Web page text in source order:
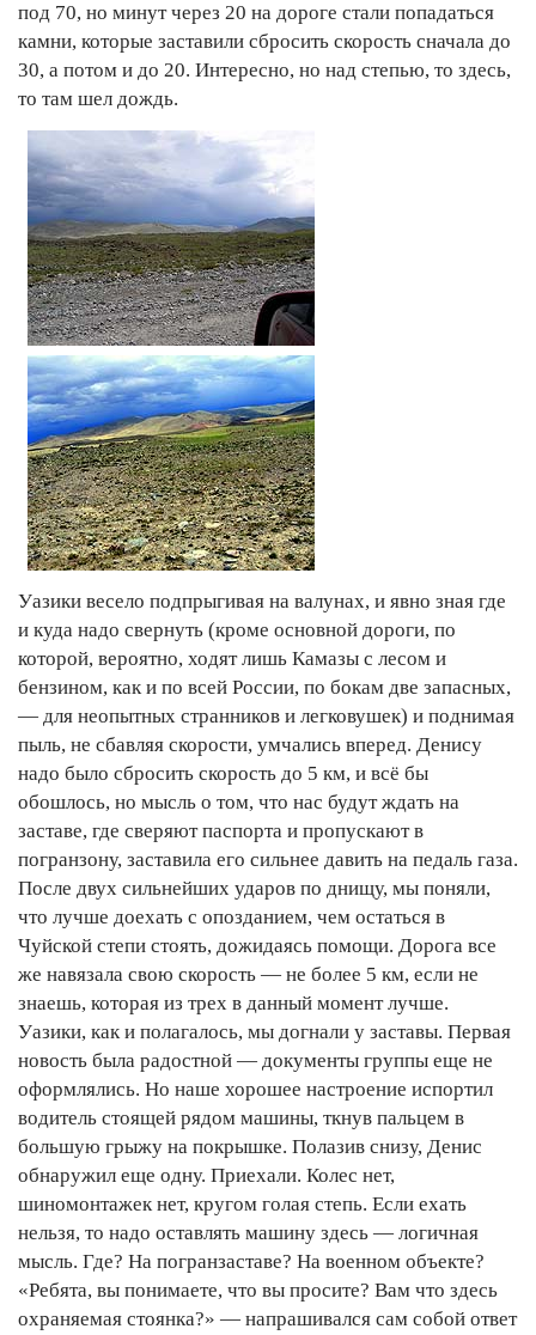
под 70, но минут через 20 на дороге стали попадаться
камни, которые заставили сбросить скорость сначала до
30, а потом и до 20. Интересно, но над степью, то здесь,
то там шел дождь.
Уазики весело подпрыгивая на валунах, и явно зная где
и куда надо свернуть (кроме основной дороги, по
которой, вероятно, ходят лишь Камазы с лесом и
бензином, как и по всей России, по бокам две запасных,
— для неопытных странников и легковушек) и поднимая
пыль, не сбавляя скорости, умчались вперед. Денису
надо было сбросить скорость до 5 км, и всё бы
обошлось, но мысль о том, что нас будут ждать на
заставе, где сверяют паспорта и пропускают в
погранзону, заставила его сильнее давить на педаль газа.
После двух сильнейших ударов по днищу, мы поняли,
что лучше доехать с опозданием, чем остаться в
Чуйской степи стоять, дожидаясь помощи. Дорога все
же навязала свою скорость — не более 5 км, если не
знаешь, которая из трех в данный момент лучше.
Уазики, как и полагалось, мы догнали у заставы. Первая
новость была радостной — документы группы еще не
оформлялись. Но наше хорошее настроение испортил
водитель стоящей рядом машины, ткнув пальцем в
большую грыжу на покрышке. Полазив снизу, Денис
обнаружил еще одну. Приехали. Колес нет,
шиномонтажек нет, кругом голая степь. Если ехать
нельзя, то надо оставлять машину здесь — логичная
мысль. Где? На погранзаставе? На военном объекте?
«Ребята, вы понимаете, что вы просите? Вам что здесь
охраняемая стоянка?» — напрашивался сам собой ответ